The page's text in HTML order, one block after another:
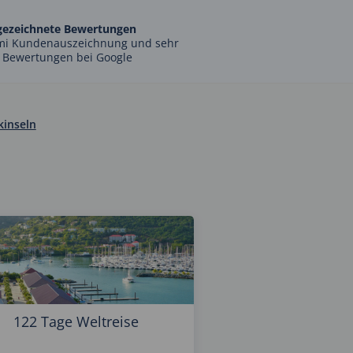
Bewertungen
Kundenauszeichnung und sehr
bei Google
122 Tage Weltreise